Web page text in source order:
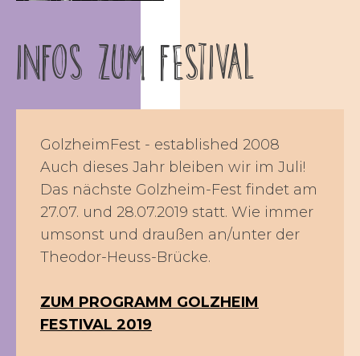
INFOS ZUM FESTIVAL
GolzheimFest - established 2008
Auch dieses Jahr bleiben wir im Juli!
Das nächste Golzheim-Fest findet am
27.07. und 28.07.2019 statt. Wie immer
umsonst und draußen an/unter der
Theodor-Heuss-Brücke.
ZUM PROGRAMM GOLZHEIM
FESTIVAL 2019